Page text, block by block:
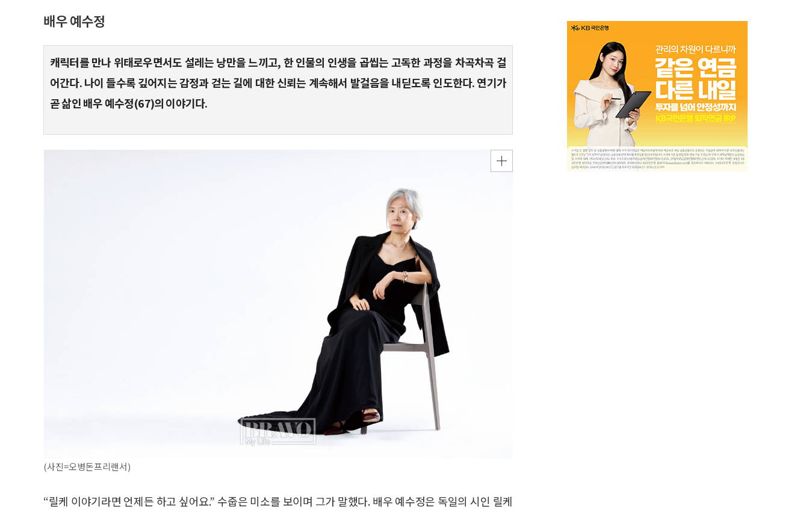
배우 예수정
캐릭터를 만나 위태로우면서도 설레는 낭만을 느끼고, 한 인물의 인생을 곱씹는 고독한 과정을 차곡차곡 걸
어간다. 나이 들수록 깊어지는 감정과 걷는 길에 대한 신뢰는 계속해서 발걸음을 내딛도록 인도한다. 연기가
곧 삶인 배우 예수정(67)의 이야기다.
(사진=오병돈프리랜서)
“릴케 이야기라면 언제든 하고 싶어요.” 수줍은 미소를 보이며 그가 말했다. 배우 예수정은 독일의 시인 릴케